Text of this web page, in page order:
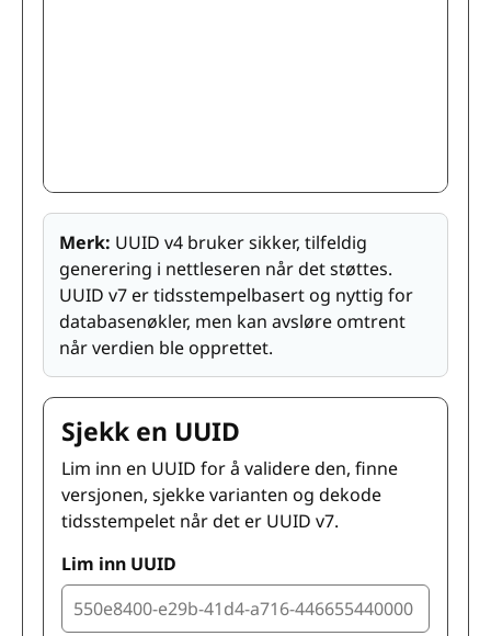
Merk: UUID v4 bruker sikker, tilfeldig
generering i nettleseren når det støttes.
UUID v7 er tidsstempelbasert og nyttig for
databasenøkler, men kan avsløre omtrent
når verdien ble opprettet.
Sjekk en UUID
Lim inn en UUID for å validere den, finne
versjonen, sjekke varianten og dekode
tidsstempelet når det er UUID v7.
Lim inn UUID